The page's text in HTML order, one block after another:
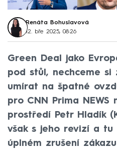
Renáta Bohuslavová
12. bře 2025, 08:26
Green Deal jako
pod stůl, nechceme si
umírat na špatné
pro CNN Prima NEWS
prostředí Petr Hladík
však s jeho revizí a tu
úplném zrušení